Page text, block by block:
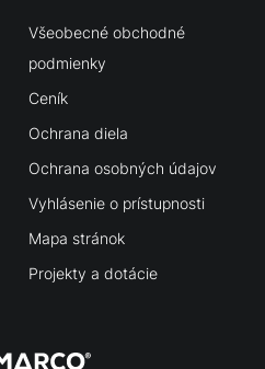
Všeobecné obchodné
podmienky
Ceník
Ochrana diela
Ochrana osobných údajov
Vyhlásenie o prístupnosti
Mapa stránok
Projekty a dotácie